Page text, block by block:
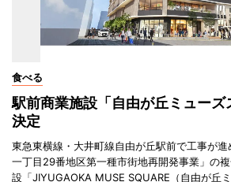
食べる
駅前商業施設「自由が丘ミューズ
決定
東急東横線・大井町線自由が丘駅前で工事が
一丁目29番地区第一種市街地再開発事業」の
設「JIYUGAOKA MUSE SQUARE（自由が丘